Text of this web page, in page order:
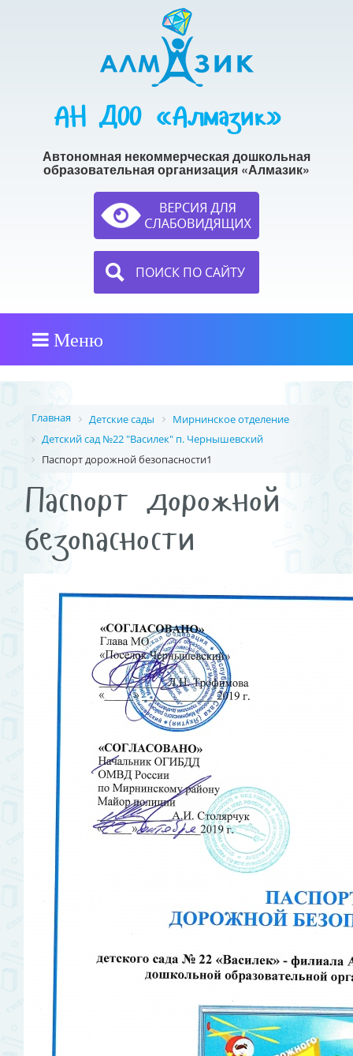
АН ДОО «Алмазик»
Автономная некоммерческая дошкольная
образовательная организация «Алмазик»
ПОИСК ПО САЙТУ
Меню
Главная Детские сады
Мирнинское отделение
Детский сад №22 "Василек" п. Чернышевский
Паспорт дорожной безопасности1
Паспорт дорожной
безопасности